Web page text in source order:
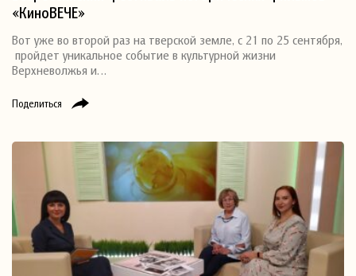
Поделиться
«КиноВЕЧЕ»
Вот уже во второй раз на тверской земле, с 21 по 25 сентября,
пройдет уникальное событие в культурной жизни
Верхневолжья и…